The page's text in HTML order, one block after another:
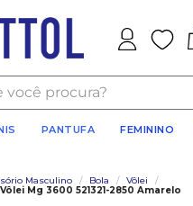
procura?
PANTUFA FEMININO
Masculino / Bola / Vôlei
/
Mg 3600 521321-2850 Amarelo